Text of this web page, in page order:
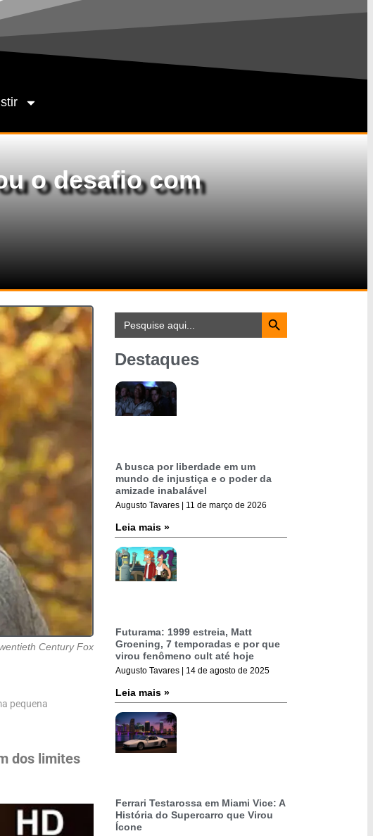
o desafio com
Century Fox
pequena
dos limites
Search
for:
Search Button
Destaques
A busca por liberdade em um
mundo de injustiça e o poder da
amizade inabalável
Augusto Tavares 11 de março de 2026
Leia mais »
Futurama: 1999 estreia, Matt
Groening, 7 temporadas e por que
virou fenômeno cult até hoje
Augusto Tavares 14 de agosto de 2025
Leia mais »
Ferrari Testarossa em Miami Vice: A
História do Supercarro que Virou
Ícone